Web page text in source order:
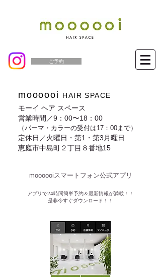
ご予約
moooooi
HAIR SPACE
モーイ ヘア スペース
営業時間／9：00〜18：00
（パーマ・カラーの受付は17：00まで）
定休日／火曜日・第1・第3月曜日
恵庭市中島町２丁目８番地15
moooooiスマートフォン公式アプリ​
​アプリで24時間簡単予約＆最新情報が満載！！
是非今すぐダウンロード！！